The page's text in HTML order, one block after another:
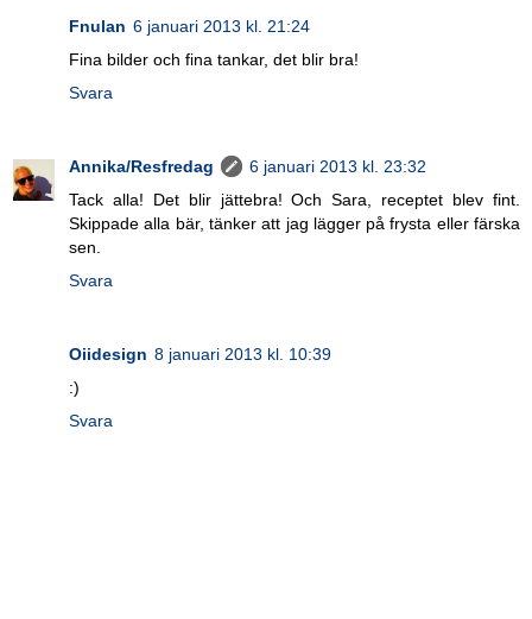
Fnulan 6 januari 2013 kl. 21:24
Fina bilder och fina tankar, det blir bra!
Svara
Annika/Resfredag
6 januari 2013 kl. 23:32
Tack alla! Det blir jättebra! Och Sara, receptet blev fint.
Skippade alla bär, tänker att jag lägger på frysta eller färska
sen.
Svara
Oiidesign 8 januari 2013 kl. 10:39
:)
Svara